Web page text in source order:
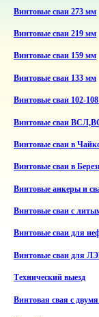
Винтовые сваи 273 мм
Винтовые сваи 219 мм
Винтовые сваи 159 мм
Винтовые сваи 133 мм
Винтовые сваи 102-
Винтовые сваи
Винтовые сваи в
Винтовые сваи в
Винтовые анкеры и
Винтовые сваи с
Винтовые сваи для
Винтовые сваи для
Технический выезд
Винтовая свая с